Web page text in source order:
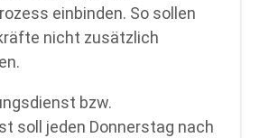
einbinden. So sollen
nicht zusätzlich
bzw.
soll jeden Donnerstag nach